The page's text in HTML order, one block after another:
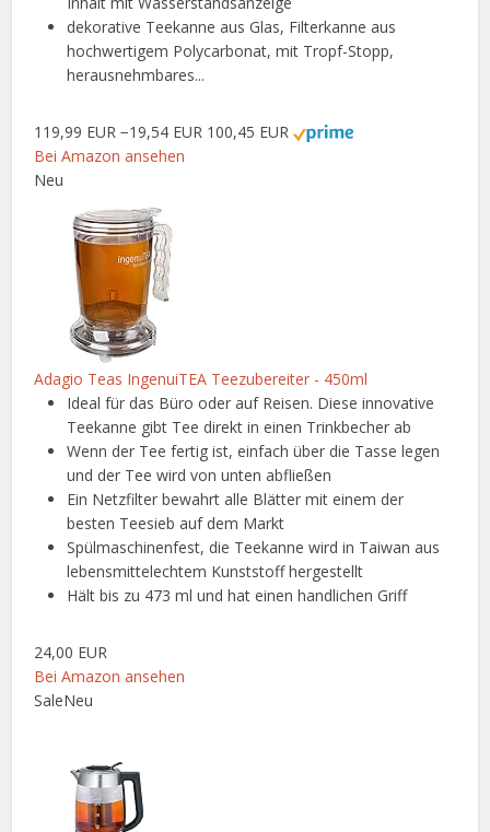
dekorative Teekanne aus Glas, Filterkanne aus
hochwertigem Polycarbonat, mit Tropf-Stopp,
herausnehmbares...
119,99 EUR −19,54 EUR 100,45 EUR
Bei Amazon ansehen
Neu
Adagio Teas IngenuiTEA Teezubereiter - 450ml
Ideal für das Büro oder auf Reisen. Diese innovative
Teekanne gibt Tee direkt in einen Trinkbecher ab
Wenn der Tee fertig ist, einfach über die Tasse legen
und der Tee wird von unten abfließen
Ein Netzfilter bewahrt alle Blätter mit einem der
besten Teesieb auf dem Markt
Spülmaschinenfest, die Teekanne wird in Taiwan aus
lebensmittelechtem Kunststoff hergestellt
Hält bis zu 473 ml und hat einen handlichen Griff
24,00 EUR
Bei Amazon ansehen
SaleNeu